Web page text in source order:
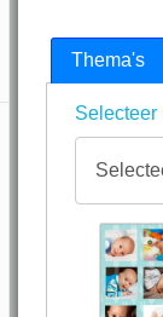
Thema's
Selecteer